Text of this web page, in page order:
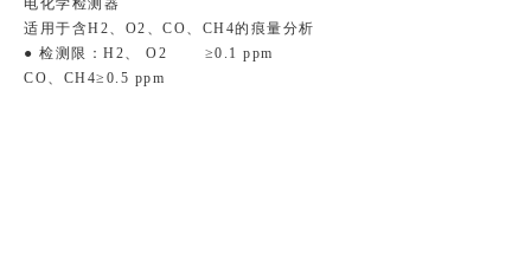
适用于含H2、O2、CO、CH4的痕量分析
● 检测限：H2、 O2 ≥0.1 ppm
CO、CH4≥0.5 ppm